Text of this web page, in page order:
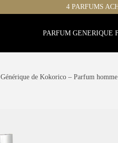
4 PARFUMS
PARFUM GENERIQUE
Générique de Kokorico – Parfum homme